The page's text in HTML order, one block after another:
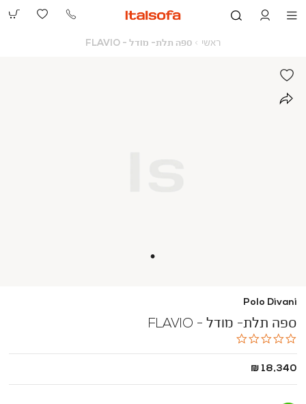
073-
ראשי ראשי
ספה תלת- מודל - FLAVIO
Polo Divani
ספה תלת- מודל - FLAVIO
החל
18,340 ₪